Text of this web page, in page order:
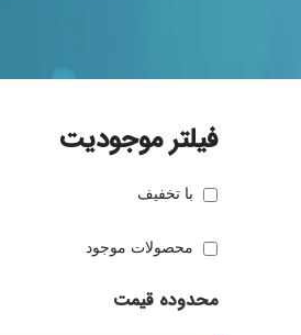
فیلتر موجودیت
با تخفیف
محصولات موجود
محدوده قیمت